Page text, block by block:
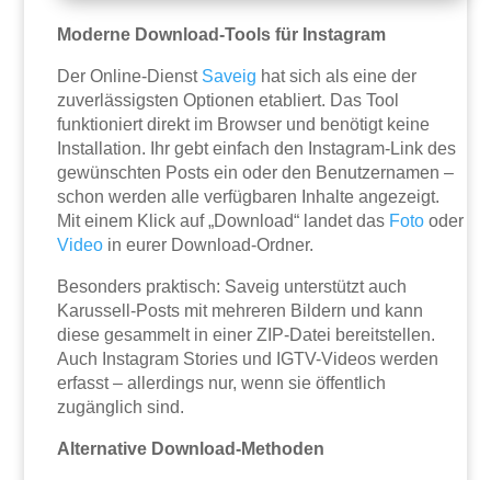
Moderne Download-Tools für Instagram
Der Online-Dienst Saveig hat sich als eine der
zuverlässigsten Optionen etabliert. Das Tool
funktioniert direkt im Browser und benötigt keine
Installation. Ihr gebt einfach den Instagram-Link des
gewünschten Posts ein oder den Benutzernamen –
schon werden alle verfügbaren Inhalte angezeigt.
Mit einem Klick auf „Download“ landet das Foto oder
Video in eurer Download-Ordner.
Besonders praktisch: Saveig unterstützt auch
Karussell-Posts mit mehreren Bildern und kann
diese gesammelt in einer ZIP-Datei bereitstellen.
Auch Instagram Stories und IGTV-Videos werden
erfasst – allerdings nur, wenn sie öffentlich
zugänglich sind.
Alternative Download-Methoden